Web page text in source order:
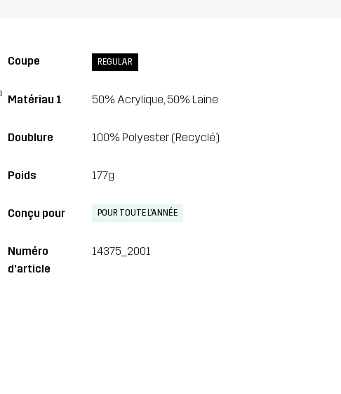
Coupe REGULAR
Matériau 1 50% Acrylique, 50% Laine
Doublure 100% Polyester (Recyclé)
Poids 177g
Conçu pour POUR TOUTE L'ANNÉE
Numéro
d'article
14375_2001